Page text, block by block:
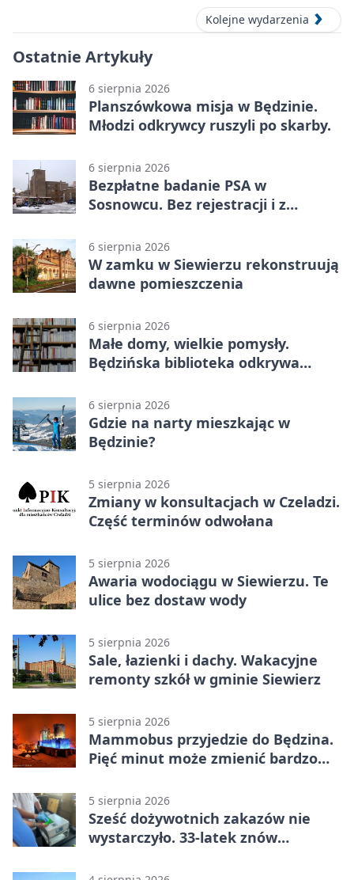
Kolejne wydarzenia
Ostatnie Artykuły
6 sierpnia 2026
Planszówkowa misja w Będzinie.
Młodzi odkrywcy ruszyli po skarby.
6 sierpnia 2026
Bezpłatne badanie PSA w
Sosnowcu. Bez rejestracji i z
6 sierpnia 2026
W zamku w Siewierzu rekonstruują
dawne pomieszczenia
6 sierpnia 2026
Małe domy, wielkie pomysły.
Będzińska biblioteka odkrywa
6 sierpnia 2026
Gdzie na narty mieszkając w
Będzinie?
5 sierpnia 2026
Zmiany w konsultacjach w Czeladzi.
Część terminów odwołana
5 sierpnia 2026
Awaria wodociągu w Siewierzu. Te
ulice bez dostaw wody
5 sierpnia 2026
Sale, łazienki i dachy. Wakacyjne
remonty szkół w gminie Siewierz
5 sierpnia 2026
Mammobus przyjedzie do Będzina.
Pięć minut może zmienić bardzo
5 sierpnia 2026
Sześć dożywotnich zakazów nie
wystarczyło. 33-latek znów